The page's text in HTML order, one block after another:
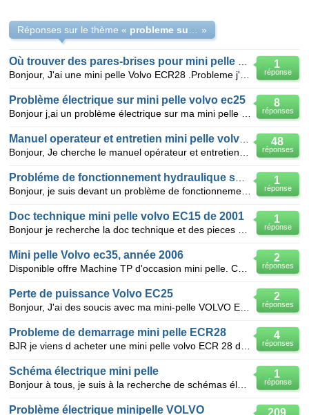
Réponses sur le thème « »
1
réponse
8
réponses
Problème électrique sur mini pelle volvo ec25
48
réponses
1
réponse
1
réponse
Doc technique mini pelle volvo EC15 de 2001
2
réponses
Mini pelle Volvo ec35, année 2006
2
réponses
Perte de puissance Volvo EC25
4
réponses
Probleme de demarrage mini pelle ECR28
1
réponse
Schéma électrique mini pelle
209
Problème électrique minipelle VOLVO